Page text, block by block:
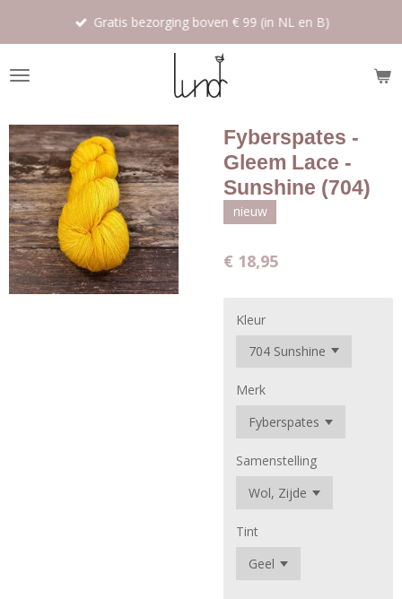
de
Gratis bezorging boven € 99 (in NL en B)
Fyberspates -
Gleem Lace -
Sunshine (704)
nieuw
€ 18,95
Kleur
Merk
Samenstelling
Tint